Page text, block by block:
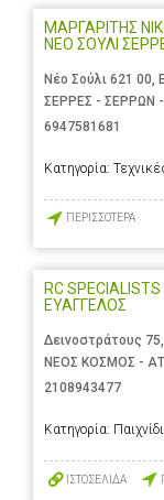
ΜΑΡΓΑΡΙΤΗΣ
ΝΕΟ ΣΟΥΛΙ
Νέο Σούλι 621 00,
ΣΕΡΡΕΣ - ΣΕΡΡΩΝ
6947581681
Κατηγορία:
ΠΕΡΙΣΣΟΤΕΡΑ
RC
ΕΥΑΓΓΕΛΟΣ
Δεινοστράτους
ΝΕΟΣ ΚΟΣΜΟΣ -
2108943477
Κατηγορία:
ΙΣΤΟΣΕΛΙΔΑ